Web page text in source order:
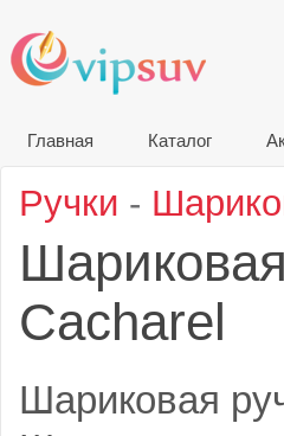
Главная Каталог
Ручки -
Cacharel
Шариковая